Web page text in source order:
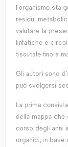
l’organismo sta
residui
valutare la
linfatiche e
tissutale fino a
Gli autori sono
può svolgersi
La prima
della mappa che
corso degli anni
organici, in base